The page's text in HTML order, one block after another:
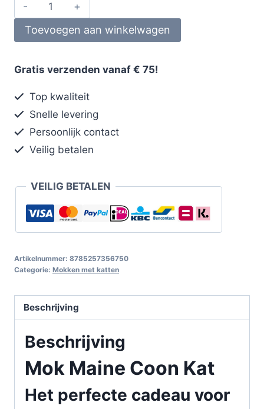
Toevoegen aan winkelwagen
Gratis verzenden vanaf € 75!
Top kwaliteit
Snelle levering
Persoonlijk contact
Veilig betalen
VEILIG BETALEN
Artikelnummer: 8785257356750
Categorie: Mokken met katten
Beschrijving
Beschrijving
Mok Maine Coon Kat
Het perfecte cadeau voor